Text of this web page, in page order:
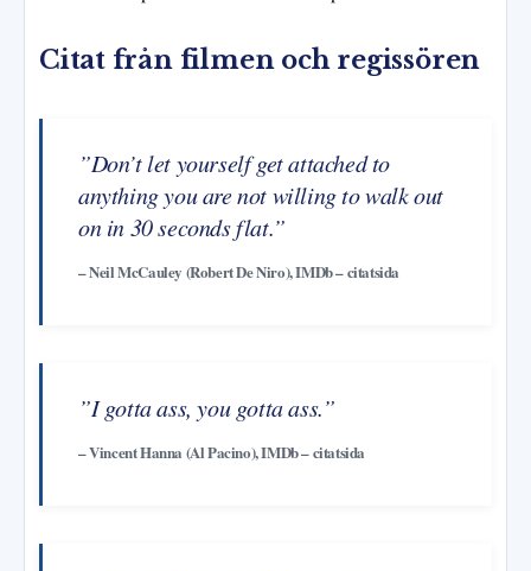
Citat från filmen och regissören
”Don’t let yourself get attached to
anything you are not willing to walk out
on in 30 seconds flat.”
– Neil McCauley (Robert De Niro), IMDb – citatsida
”I gotta ass, you gotta ass.”
– Vincent Hanna (Al Pacino), IMDb – citatsida